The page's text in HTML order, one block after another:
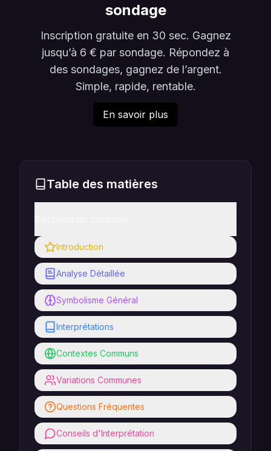
sondage
Inscription gratuite en 30 sec. Gagnez
jusqu’à 6 € par sondage. Répondez à
des sondages, gagnez de l’argent.
Simple, rapide, rentable.
En savoir plus
Table des matières
Introduction
Analyse Détaillée
Symbolisme Général
Interprétations
Contextes Communs
Variations Communes
Questions Fréquentes
Conseils d'Interprétation